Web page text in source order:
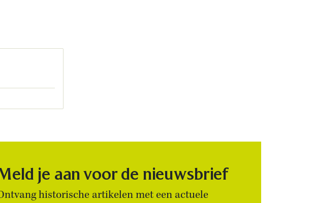
je aan voor de nieuwsbrief
historische artikelen met een actuele